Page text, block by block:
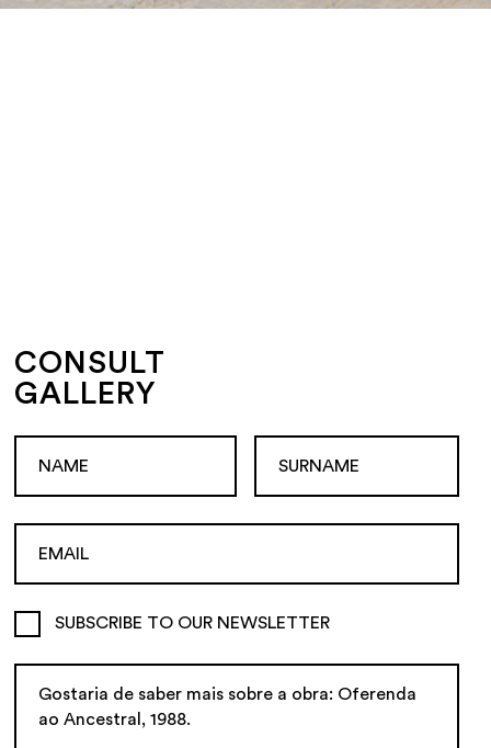
CONSULT
GALLERY
SUBSCRIBE TO OUR NEWSLETTER